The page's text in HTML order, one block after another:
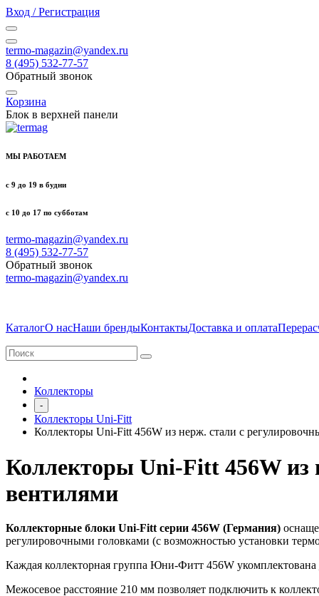
Вход / Регистрация
termo-magazin@yandex.ru
8 (495) 532-77-57
Обратный звонок
Корзина
Блок в верхней панели
МЫ РАБОТАЕМ
с 9 до 19 в будни
с 10 до 17 по субботам
termo-magazin@yandex.ru
8 (495) 532-77-57
Обратный звонок
termo-magazin@yandex.ru
КаталогО насНаши брендыКонтактыДоставка и оплата
Коллекторы
-
Коллекторы Uni-Fitt
Коллекторы Uni-Fitt 456W из нерж. стали с
Коллекторы Uni-Fitt 456W из
вентилями
Коллекторные блоки Uni-Fitt серии 456W (Германия)
регулировочными головками (с возможностью установки
Каждая коллекторная группа Юни-Фитт 456W
Межосевое расстояние 210 мм позволяет подключить к